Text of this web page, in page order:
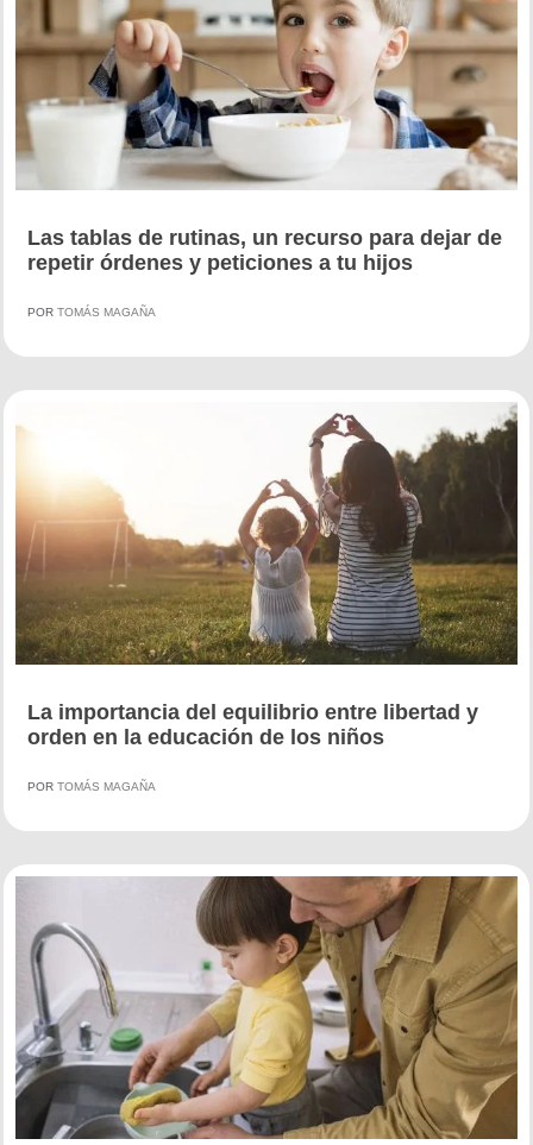
Las tablas de rutinas, un recurso para dejar de
repetir órdenes y peticiones a tu hijos
POR TOMÁS MAGAÑA
La importancia del equilibrio entre libertad y
orden en la educación de los niños
POR TOMÁS MAGAÑA